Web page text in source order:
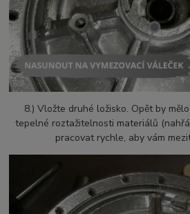
8.) Vložte druhé ložisko. Opět by
tepelné roztažitelnosti materiálů
pracovat rychle, aby vám